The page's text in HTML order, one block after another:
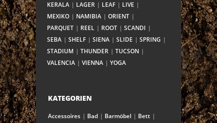
KERALA
LAGER LEAF
LIVE
MEXIKO
NAMIBIA
ORIENT
PARQUET
REEL ROOT
SCANDI
SEBA
SHELF SIENA SLIDE
SPRING
STADIUM
THUNDER
TUCSON
VALENCIA
VIENNA YOGA
KATEGORIEN
Accessoires Bad Barmöbel
Bett